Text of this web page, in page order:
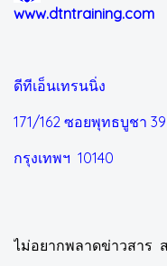
www.dtntraining.com
ดีทีเอ็นเทรนนิ่ง
171/162 ซอยพุทธบูชา
กรุงเทพฯ 10140
ไม่อยากพลาดข่าวสาร